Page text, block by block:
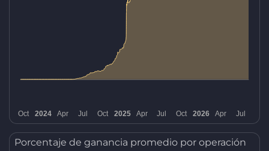
Porcentaje de ganancia promedio por operación